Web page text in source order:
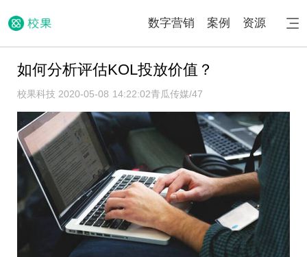
数字营销 案例 资源
如何分析评估KOL投放价值？
校果科技 2020-05-08 14:22:02青瓜传媒/47